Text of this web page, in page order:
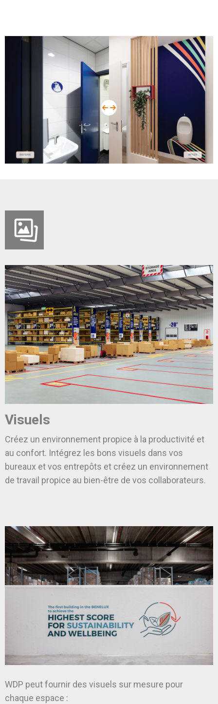
before
Visuels
Créez un environnement propice à la productivité et
au confort. Intégrez les bons visuels dans vos
bureaux et vos entrepôts et créez un environnement
de travail propice au bien-être de vos collaborateurs.
WDP peut fournir des visuels sur mesure pour
chaque espace :